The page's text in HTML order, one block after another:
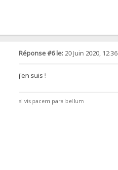
Réponse #6 le:20 Juin 2020, 12:36
j'en suis !
si vis pacem para bellum